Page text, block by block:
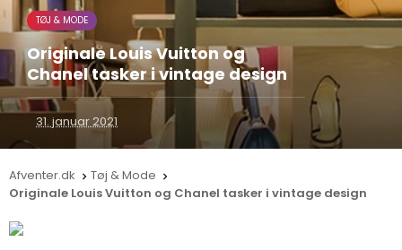
TØJ & MODE
Originale Louis Vuitton og
Chanel tasker i vintage design
31. januar 2021
Afventer.dk  Tøj & Mode 
Originale Louis Vuitton og Chanel tasker i vintage design